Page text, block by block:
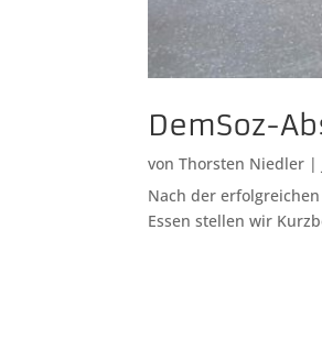
DemSoz-
vonThorsten Niedler |
Nach der
Essen stellen wir